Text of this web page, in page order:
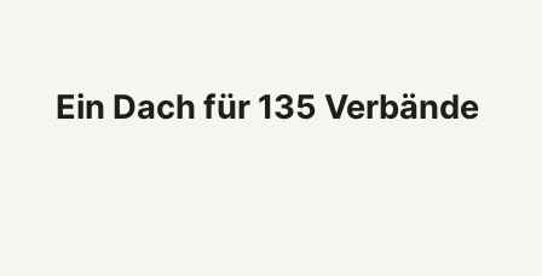
Ein Dach für 135 Verbände